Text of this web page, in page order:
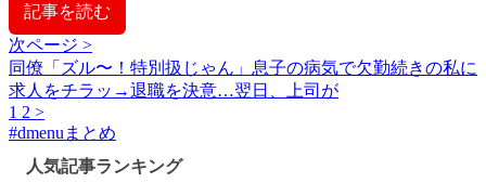
記事を読む
次ページ >
同僚「ズル〜！特別扱じゃん」息子の病気で欠勤続きの私に
求人をチラッ→退職を決意…翌日、上司が
1 2 >
#dmenuまとめ
人気記事ランキング